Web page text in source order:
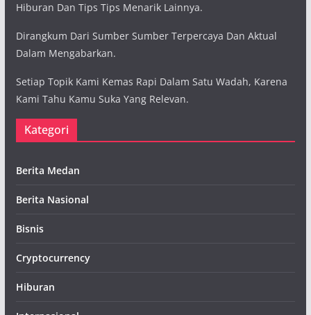
Hiburan Dan Tips Tips Menarik Lainnya.
Dirangkum Dari Sumber Sumber Terpercaya Dan Aktual
Dalam Mengabarkan.
Setiap Topik Kami Kemas Rapi Dalam Satu Wadah, Karena
Kami Tahu Kamu Suka Yang Relevan.
Kategori
Berita Medan
Berita Nasional
Bisnis
Cryptocurrency
Hiburan